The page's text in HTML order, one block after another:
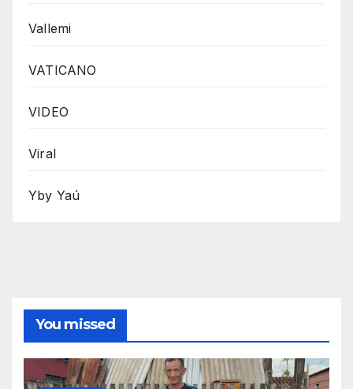
Vallemi
VATICANO
VIDEO
Viral
Yby Yaú
You missed